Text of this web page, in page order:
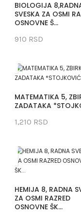
BIOLOGIJA
SVESKA ZA OSMI
OSNOVNE Š...
910 RSD
MATEMATIKA 5,
ZADATAKA
1,210 RSD
HEMIJA 8, RADNA
ZA OSMI RAZRED
OSNOVNE ŠK...